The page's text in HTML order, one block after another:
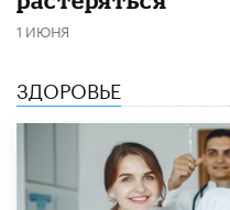
1 ИЮНЯ
ЗДОРОВЬЕ